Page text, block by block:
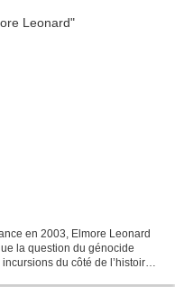
en 2003, Elmore Leonard
la question du génocide
du côté de l’histoire